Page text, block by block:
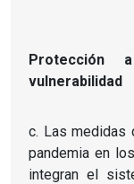
Protección
vulnerabilidad
c. Las medidas
pandemia en
integran el